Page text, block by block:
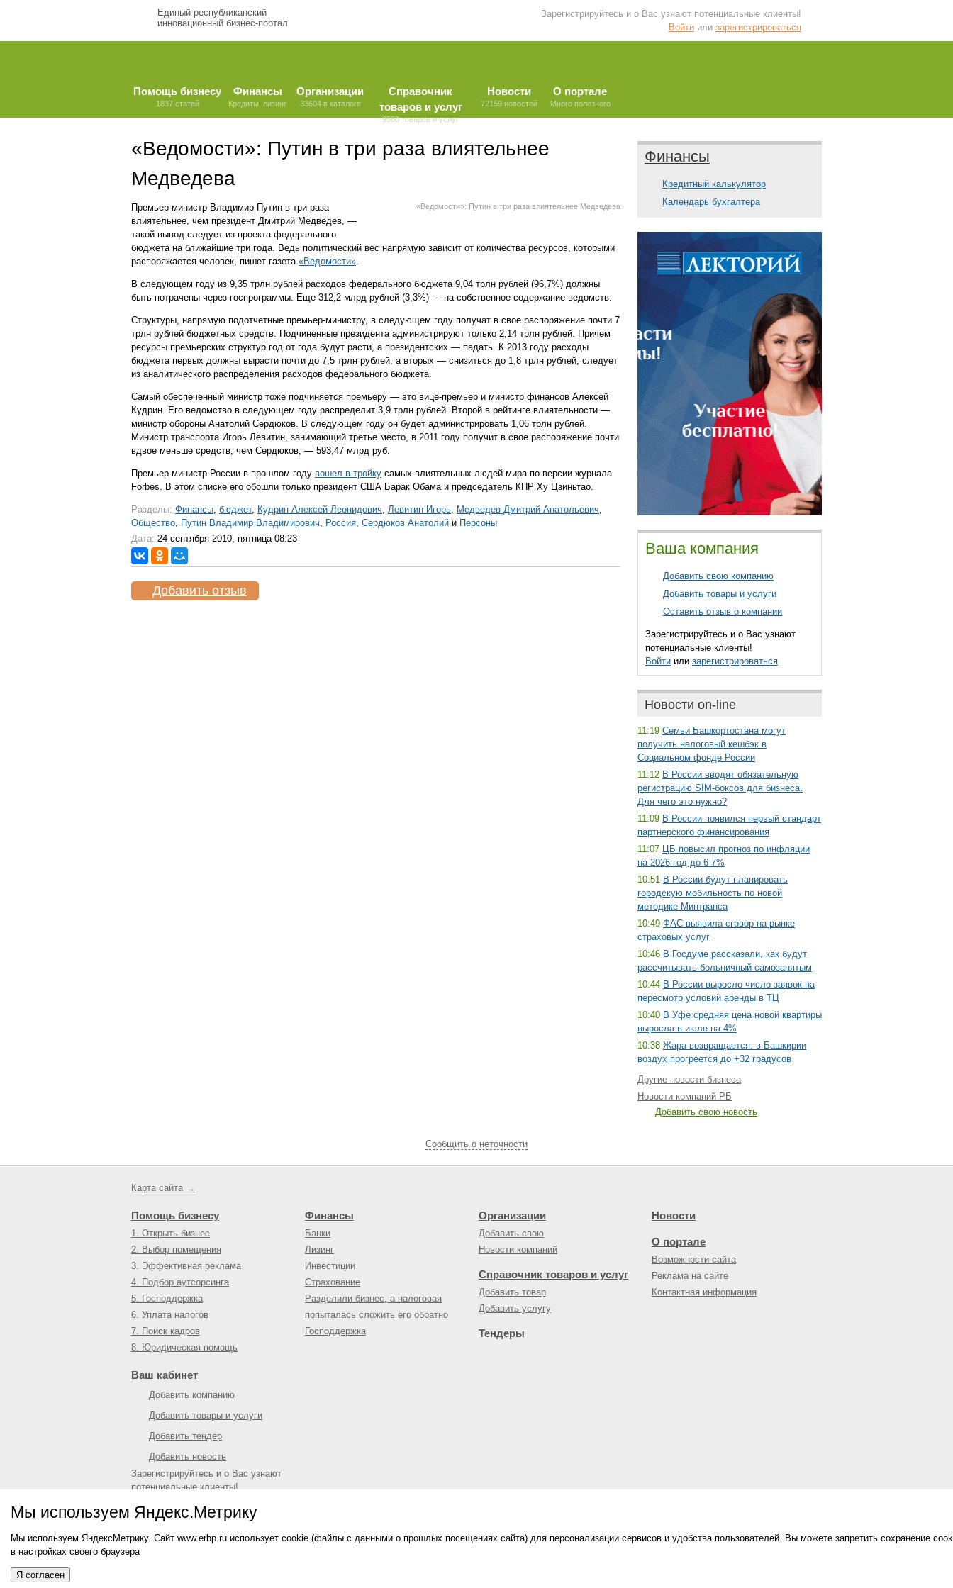
Единый республиканский
инновационный бизнес-портал
Зарегистрируйтесь и о Вас узнают потенциальные клиенты!
Войти или зарегистрироваться
Помощь бизнесу
1837 статей
Финансы
Кредиты, лизинг
Организации
33604 в каталоге
Справочник
товаров и услуг
9580 товаров и услуг
Новости
72159 новостей
О портале
Много полезного
«Ведомости»: Путин в три раза влиятельнее
Медведева
«Ведомости»: Путин в три раза влиятельнее Медведева
Премьер-министр Владимир Путин в три раза
влиятельнее, чем президент Дмитрий Медведев, —
такой вывод следует из проекта федерального
бюджета на ближайшие три года. Ведь политический вес напрямую зависит от количества ресурсов, которыми
распоряжается человек, пишет газета «Ведомости».
В следующем году из 9,35 трлн рублей расходов федерального бюджета 9,04 трлн рублей (96,7%) должны
быть потрачены через госпрограммы. Еще 312,2 млрд рублей (3,3%) — на собственное содержание ведомств.
Структуры, напрямую подотчетные премьер-министру, в следующем году получат в свое распоряжение почти 7
трлн рублей бюджетных средств. Подчиненные президента администрируют только 2,14 трлн рублей. Причем
ресурсы премьерских структур год от года будут расти, а президентских — падать. К 2013 году расходы
бюджета первых должны вырасти почти до 7,5 трлн рублей, а вторых — снизиться до 1,8 трлн рублей, следует
из аналитического распределения расходов федерального бюджета.
Самый обеспеченный министр тоже подчиняется премьеру — это вице-премьер и министр финансов Алексей
Кудрин. Его ведомство в следующем году распределит 3,9 трлн рублей. Второй в рейтинге влиятельности —
министр обороны Анатолий Сердюков. В следующем году он будет администрировать 1,06 трлн рублей.
Министр транспорта Игорь Левитин, занимающий третье место, в 2011 году получит в свое распоряжение почти
вдвое меньше средств, чем Сердюков, — 593,47 млрд руб.
Премьер-министр России в прошлом году вошел в тройку самых влиятельных людей мира по версии журнала
Forbes. В этом списке его обошли только президент США Барак Обама и председатель КНР Ху Цзиньтао.
Разделы: Финансы, бюджет, Кудрин Алексей Леонидович, Левитин Игорь, Медведев Дмитрий Анатольевич,
Общество, Путин Владимир Владимирович, Россия, Сердюков Анатолий и Персоны
Дата: 24 сентября 2010, пятница 08:23
Добавить отзыв
Финансы
Кредитный калькулятор
Календарь бухгалтера
Ваша компания
Добавить свою компанию
Добавить товары и услуги
Оставить отзыв о компании
Зарегистрируйтесь и о Вас узнают
потенциальные клиенты!
Войти или зарегистрироваться
Мы используем Яндекс.Метрику
Мы используем ЯндексМетрику. Сайт www.erbp.ru использует cookie (файлы с данными о прошлых посещениях сайта) для персонализации сервисов и удобства пользователей. Вы можете запретить сохранение
в настройках своего браузера
Я согласен
Новости on-line
11:19 Семьи Башкортостана могут
получить налоговый кешбэк в
Социальном фонде России
11:12 В России вводят обязательную
регистрацию SIM-боксов для бизнеса.
Для чего это нужно?
11:09 В России появился первый стандарт
партнерского финансирования
11:07 ЦБ повысил прогноз по инфляции
на 2026 год до 6-7%
10:51 В России будут планировать
городскую мобильность по новой
методике Минтранса
10:49 ФАС выявила сговор на рынке
страховых услуг
10:46 В Госдуме рассказали, как будут
рассчитывать больничный самозанятым
10:44 В России выросло число заявок на
пересмотр условий аренды в ТЦ
10:40 В Уфе средняя цена новой квартиры
выросла в июле на 4%
10:38 Жара возвращается: в Башкирии
воздух прогреется до +32 градусов
Другие новости бизнеса
Новости компаний РБ
Добавить свою новость
Cообщить о неточности
Карта сайта →
Помощь бизнесу
1. Открыть бизнес
2. Выбор помещения
3. Эффективная реклама
4. Подбор аутсорсинга
5. Господдержка
6. Уплата налогов
7. Поиск кадров
8. Юридическая помощь
Финансы
Банки
Лизинг
Инвестиции
Страхование
Разделили бизнес, а налоговая
попыталась сложить его обратно
Господдержка
Организации
Добавить свою
Новости компаний
Справочник товаров и услуг
Добавить товар
Добавить услугу
Тендеры
Новости
О портале
Возможности сайта
Реклама на сайте
Контактная информация
Ваш кабинет
Добавить компанию
Добавить товары и услуги
Добавить тендер
Добавить новость
Зарегистрируйтесь и о Вас узнают
потенциальные клиенты!
© 2009—2026Единый республиканский бизнес-портал
О портале